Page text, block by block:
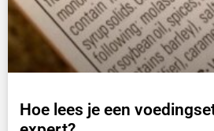
Hoe lees je een